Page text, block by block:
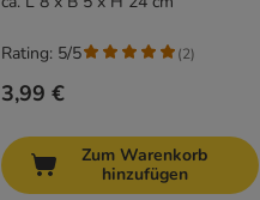
3,99 €
Rating: 5/5 (2)
Zum Warenkorb
hinzufügen